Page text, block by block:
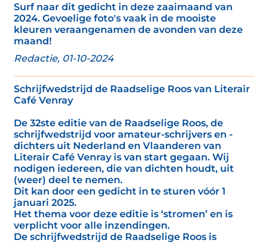
Surf naar dit gedicht in deze zaaimaand van
2024. Gevoelige foto's vaak in de mooiste
kleuren veraangenamen de avonden van deze
maand!
Redactie, 01-10-2024
Schrijfwedstrijd de Raadselige Roos van Literair
Café Venray
De 32ste editie van de Raadselige Roos, de
schrijfwedstrijd voor amateur-schrijvers en -
dichters uit Nederland en Vlaanderen van
Literair Café Venray is van start gegaan. Wij
nodigen iedereen, die van dichten houdt, uit
(weer) deel te nemen.
Dit kan door een gedicht in te sturen vóór 1
januari 2025.
Het thema voor deze editie is ‘stromen’ en is
verplicht voor alle inzendingen.
De schrijfwedstrijd de Raadselige Roos is